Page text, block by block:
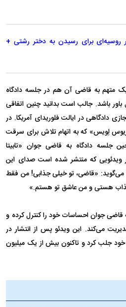
روسیه‌ای برای رسیدن به دختر رشتی +
یک متهم به قاضی آن هم در جلسه دادگاه
باشد. جالب است بدانید چنین اتفاقی
دادگاهی در ایالت فلوریدای آمریکا. در
لِویس» که به اتهام تلاش برای سرقت
جلسه دادگاه به قاضی جوان «تابیتا
ویدئویی که منتشر شده است صدای این
«قاضی، تو خیلی جذابی! من فقط
هستی و من عاشق تو هستم.»
جوان احساسات خود را کنترل کرده و
می‌کند. این ویدئو پس از انتشار در
خود جلب کرد و تاکنون بیش از یک میلیون